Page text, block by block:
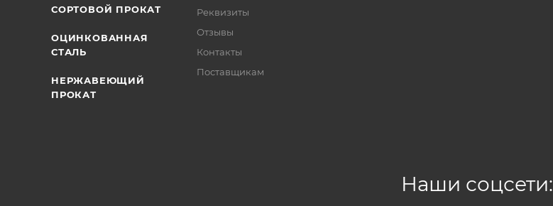
СОРТОВОЙ ПРОКАТ
ОЦИНКОВАННАЯ
СТАЛЬ
НЕРЖАВЕЮЩИЙ
ПРОКАТ
Реквизиты
Отзывы
Контакты
Поставщикам
Наши соцсети: